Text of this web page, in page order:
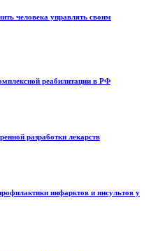
человека управлять своим
реабилитации в РФ
разработки лекарств
инфарктов и инсультов у